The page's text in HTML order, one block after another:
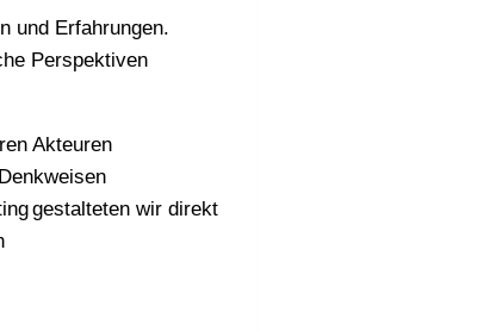
und Erfahrungen.
Perspektiven
Akteuren
gestalteten wir direkt